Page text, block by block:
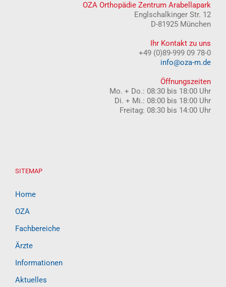
OZA Orthopädie Zentrum Arabellapark
Englschalkinger Str. 12
D-81925 München
Ihr Kontakt zu uns
+49 (0)89-999 09 78-0
info@oza-m.de
Öffnungszeiten
Mo. + Do.: 08:30 bis 18:00 Uhr
Di. + Mi.: 08:00 bis 18:00 Uhr
Freitag: 08:30 bis 14:00 Uhr
SITEMAP
Home
OZA
Fachbereiche
Ärzte
Informationen
Aktuelles